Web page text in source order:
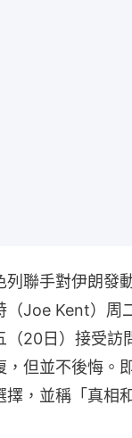
列聯手對伊朗發
（Joe Kent）周
（20日）接受訪
，但並不後悔。
擇，並稱「真相